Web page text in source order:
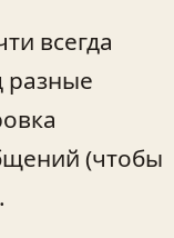
всегда
разные
(чтобы